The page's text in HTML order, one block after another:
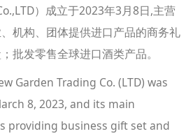
）成立于2023年3月8日,主营
机构、团体提供进口产品的商务礼
批发零售全球进口酒类产品。
Garden Trading Co. (LTD) was
8, 2023, and its main
providing business gift set and